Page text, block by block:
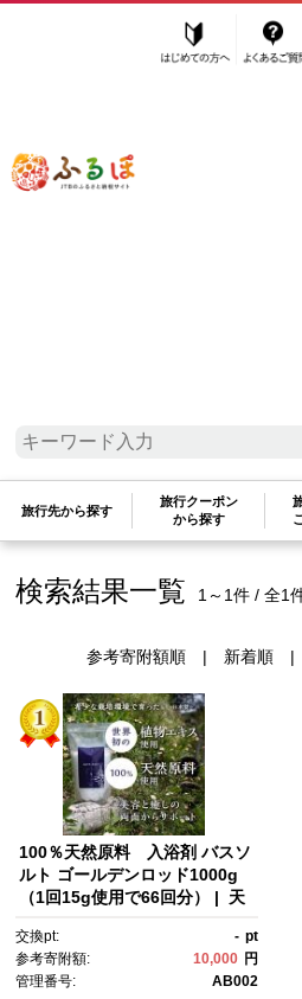
ふるぽ JTBのふるさと納
旅行先から探す
旅行クーポン
から探す
アロマ・入浴剤
検索結果一覧 1～1件 / 全1
参考寄附額順| 新着順|
100％天然原料 入浴剤 バスソ
ルト ゴールデンロッド1000g
（1回15g使用で66回分） | 天
ド 入浴剤 バスソルト 大容量 美
容 健康 リラックス 癒し 人
気 おすすめ ギフト プレゼン
交換pt: - pt
参考寄附額:
10,000 円
管理番号:
AB002